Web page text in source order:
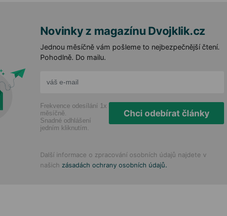
Novinky z magazínu Dvojklik.cz
Jednou měsíčně vám pošleme to nejbezpečnější čtení.
Pohodlně. Do mailu.
Frekvence odesílání 1x
měsíčně.
Snadné odhlášení
jedním kliknutím.
Chci odebírat články
Další informace o zpracování osobních údajů najdete v
našich zásadách ochrany osobních údajů.